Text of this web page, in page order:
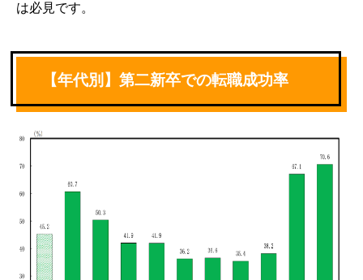
は必見です。
【年代別】第二新卒での転職成功率